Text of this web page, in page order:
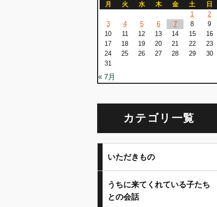
月 火 水 木 金 土
日
1
2
3
4 5 6 7 8
9
10
11 12 13 14 15
16
17
18 19 20 21 22
23
24
25 26 27 28 29
30
31
« 7月
カテゴリ一覧
いただきもの
うちに来てくれている子たち
との会話